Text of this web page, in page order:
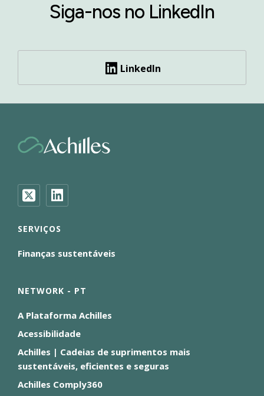
Siga-nos no LinkedIn
LinkedIn
SERVIÇOS
Finanças sustentáveis
NETWORK - PT
A Plataforma Achilles
Acessibilidade
Achilles | Cadeias de suprimentos mais
sustentáveis, eficientes e seguras
Achilles Comply360